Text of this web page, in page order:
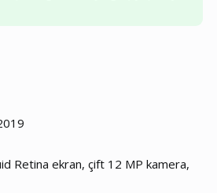
Retina ekran, çift 12 MP kamera,